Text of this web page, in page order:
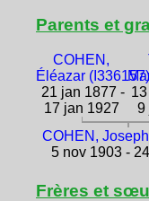
Parents et
COHEN,
Éléazar (I336157)
21 jan 1877 -
17 jan 1927
9
COHEN,
5 nov 1903 -
Frères et